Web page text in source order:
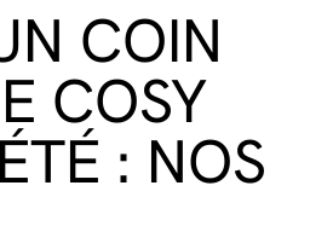
COIN
COSY
: NOS